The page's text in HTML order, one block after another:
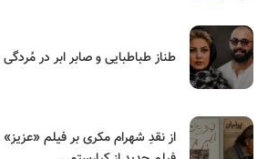
طناز طباطبایی و صابر ابر در
از نقدِ شهرام مکری بر فیلم